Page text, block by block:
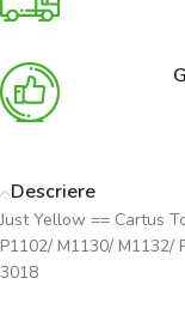
Descriere
Just Yellow == Cartus
P1102/ M1130/ M1132/
3018